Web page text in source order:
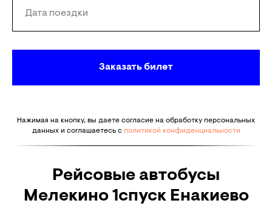
Заказать билет
Нажимая на кнопку, вы даете согласие на обработку персональных
данных и соглашаетесь c политикой конфиденциальности
Рейсовые автобусы
Мелекино 1спуск Енакиево